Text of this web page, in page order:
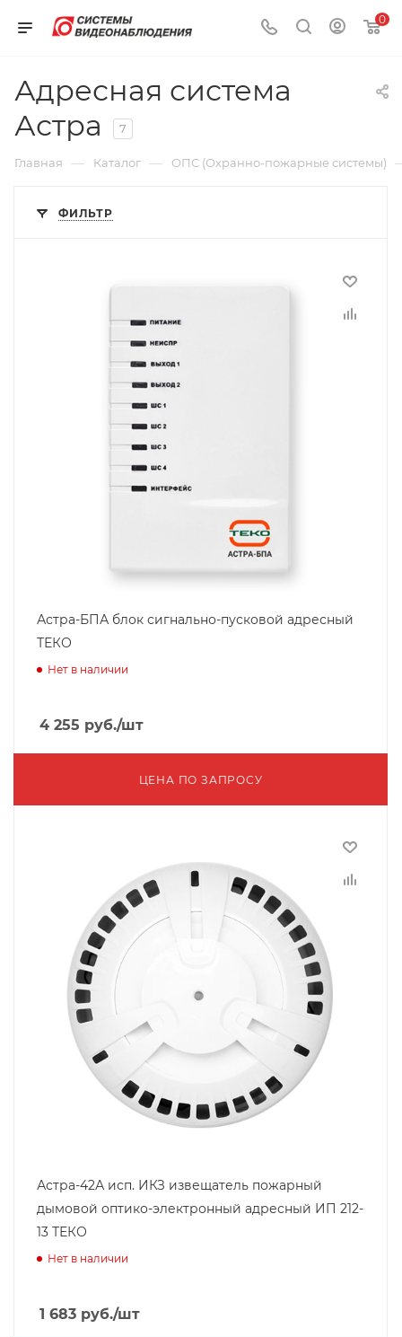
0
Адресная система
Астра
7
Главная — Каталог — ОПС (Охранно-пожарные системы)
ФИЛЬТР
Астра-БПА блок сигнально-пусковой адресный
ТЕКО
Нет в наличии
4 255 руб./шт
ЦЕНА ПО ЗАПРОСУ
Астра-42А исп. ИКЗ извещатель пожарный
дымовой оптико-электронный адресный ИП 212-
13 ТЕКО
Нет в наличии
1 683 руб./шт